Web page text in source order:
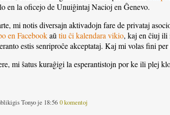
en la oficejo de Unuiĝintaj Nacioj en Ĝenevo.
mi notis diversajn aktivadojn fare de privataj
en Facebookaŭtiu ĉi kalendara vikio, kaj en ĉiuj ili
estis senriproĉe akceptataj. Kaj mi volas fini
mi ŝatus kuraĝigi la esperantistojn por ke ili plej
Tonyo je 18:560 komentoj